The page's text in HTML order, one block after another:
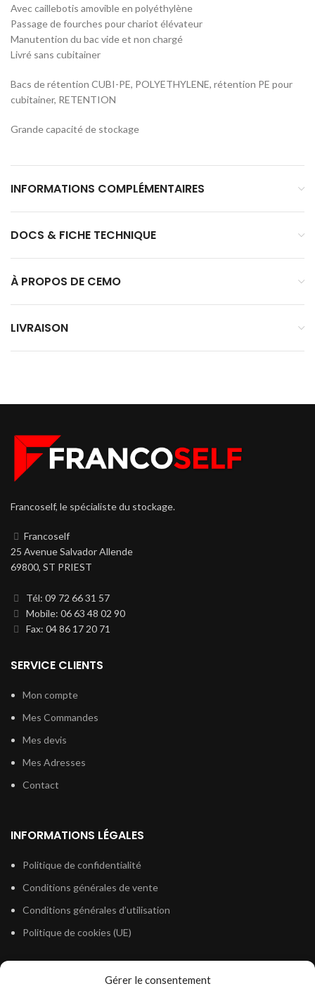
Gérer le consentement
Avec caillebotis amovible en polyéthylène
Passage de fourches pour chariot élévateur
Manutention du bac vide et non chargé
Livré sans cubitainer
Bacs de rétention CUBI-PE, POLYETHYLENE, rétention PE pour
cubitainer, RETENTION
Grande capacité de stockage
INFORMATIONS COMPLÉMENTAIRES
DOCS & FICHE TECHNIQUE
À PROPOS DE CEMO
LIVRAISON
Francoself, le spécialiste du stockage.
Francoself
25 Avenue Salvador Allende
69800, ST PRIEST
Tél: 09 72 66 31 57
Mobile: 06 63 48 02 90
Fax: 04 86 17 20 71
SERVICE CLIENTS
Mon compte
Mes Commandes
Mes devis
Mes Adresses
Contact
INFORMATIONS LÉGALES
Politique de confidentialité
Conditions générales de vente
Conditions générales d’utilisation
Politique de cookies (UE)